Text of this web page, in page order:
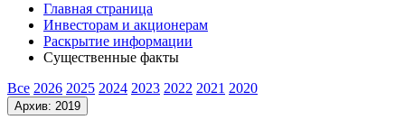
Главная страница
Инвесторам и акционерам
Раскрытие информации
Существенные факты
Все 2026 2025 2024 2023 2022 2021 2020
Архив: 2019